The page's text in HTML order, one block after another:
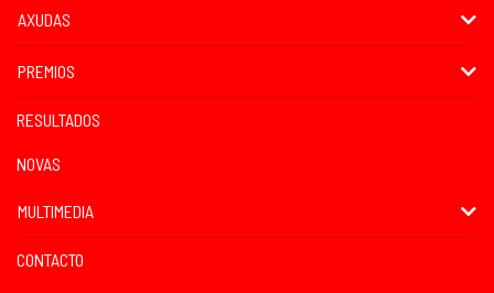
AXUDAS
PREMIOS
RESULTADOS
NOVAS
MULTIMEDIA
CONTACTO